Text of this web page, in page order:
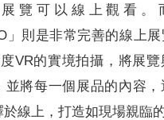
覽可以線上觀看。
」則是非常完善的線上
VR的實境拍攝，將展
並將每一個展品的內容
線上，打造如現場親臨